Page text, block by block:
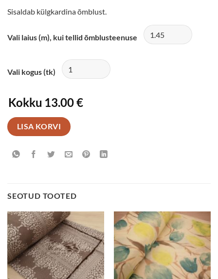
Sisaldab külgkardina õmblust.
Vali laius (m), kui tellid õmblusteenuse
Vali kogus (tk)
Kokku 13.00 €
LISA KORVI
SEOTUD TOOTED